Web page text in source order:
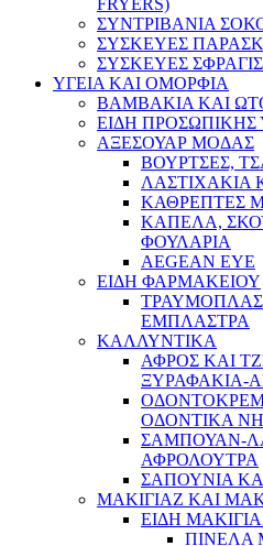
FRYERS)
ΣΥΝΤΡΙΒΑΝΙΑ
ΣΥΣΚΕΥΕΣ
ΣΥΣΚΕΥΕΣ
ΥΓΕΙΑ ΚΑΙ ΟΜΟΡΦΙΑ
ΒΑΜΒΑΚΙΑ ΚΑΙ
ΕΙΔΗ ΠΡΟΣΩΠΙΚΗΣ
ΑΞΕΣΟΥΑΡ ΜΟΔΑΣ
ΒΟΥΡΤΣΕΣ,
ΛΑΣΤΙΧΑΚΙΑ
ΚΑΘΡΕΠΤΕΣ
ΚΑΠΕΛΑ,
ΦΟΥΛΑΡΙΑ
AEGEAN EYE
ΕΙΔΗ ΦΑΡΜΑΚΕΙΟΥ
ΕΜΠΛΑΣΤΡΑ
ΚΑΛΛΥΝΤΙΚΑ
ΑΦΡΟΣ ΚΑΙ
ΞΥΡΑΦΑΚΙΑ-
ΟΔΟΝΤΙΚΑ
ΣΑΜΠΟΥΑΝ-
ΑΦΡΟΛΟΥΤΡΑ
ΣΑΠΟΥΝΙΑ
ΜΑΚΙΓΙΑΖ ΚΑΙ
ΕΙΔΗ
ΠΙΝΕΛΑ